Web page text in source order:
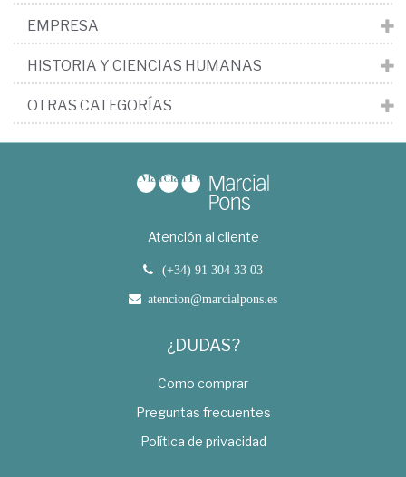
EMPRESA
HISTORIA Y CIENCIAS HUMANAS
OTRAS CATEGORÍAS
Atención al cliente
(+34) 91 304 33 03
atencion@marcialpons.es
¿DUDAS?
Como comprar
Preguntas frecuentes
Política de privacidad